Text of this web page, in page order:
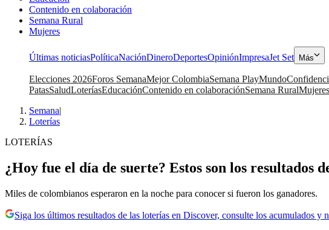
Contenido en colaboración
Semana Rural
Mujeres
Últimas noticiasPolíticaNaciónDineroDeportesOpiniónImpresaJet Set Más
Elecciones 2026Foros SemanaMejor ColombiaSemana PlayMundo
PatasSaludLoteríasEducaciónContenido en colaboraciónSemana RuralMujeres
Semana|
Loterías
LOTERÍAS
¿Hoy fue el día de suerte? Estos son los
Miles de colombianos esperaron en la noche para conocer si fueron los ganadores.
Siga los últimos resultados de las loterías en Discover, consulte los acumulados y